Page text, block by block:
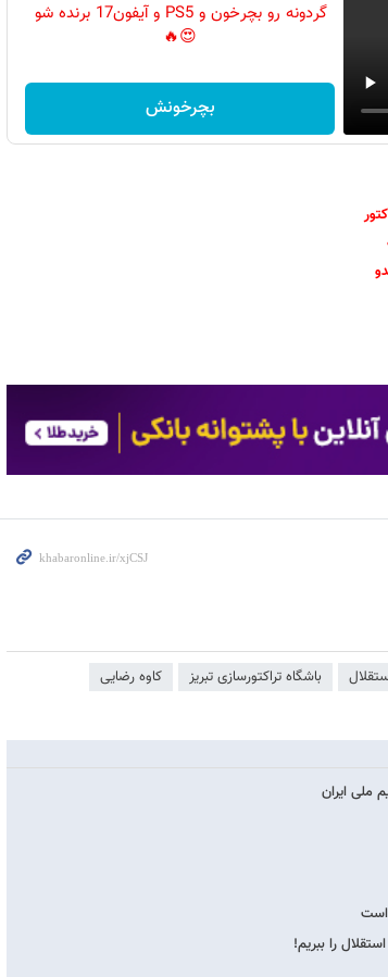
گردونه رو بچرخون و PS5 و آیفون17 برنده شو
😍🔥
بچرخونش
باشگاه تراکتورسازی تبریز کاوه رضایی
ملی ایران
است
را ببریم!